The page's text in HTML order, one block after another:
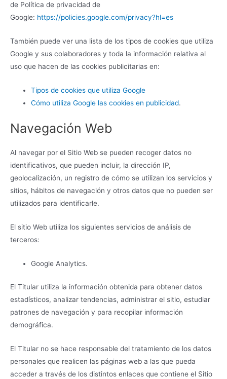
de Política de privacidad de
Google: https://policies.google.com/privacy?hl=es
También puede ver una lista de los tipos de cookies que utiliza
Google y sus colaboradores y toda la información relativa al
uso que hacen de las cookies publicitarias en:
Tipos de cookies que utiliza Google
Cómo utiliza Google las cookies en publicidad.
Navegación Web
Al navegar por el Sitio Web se pueden recoger datos no
identificativos, que pueden incluir, la dirección IP,
geolocalización, un registro de cómo se utilizan los servicios y
sitios, hábitos de navegación y otros datos que no pueden ser
utilizados para identificarle.
El sitio Web utiliza los siguientes servicios de análisis de
terceros:
Google Analytics.
El Titular utiliza la información obtenida para obtener datos
estadísticos, analizar tendencias, administrar el sitio, estudiar
patrones de navegación y para recopilar información
demográfica.
El Titular no se hace responsable del tratamiento de los datos
personales que realicen las páginas web a las que pueda
acceder a través de los distintos enlaces que contiene el Sitio